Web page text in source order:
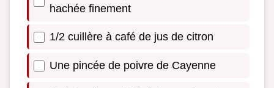
hachée finement
1/2 cuillère à café de jus de citron
Une pincée de poivre de Cayenne